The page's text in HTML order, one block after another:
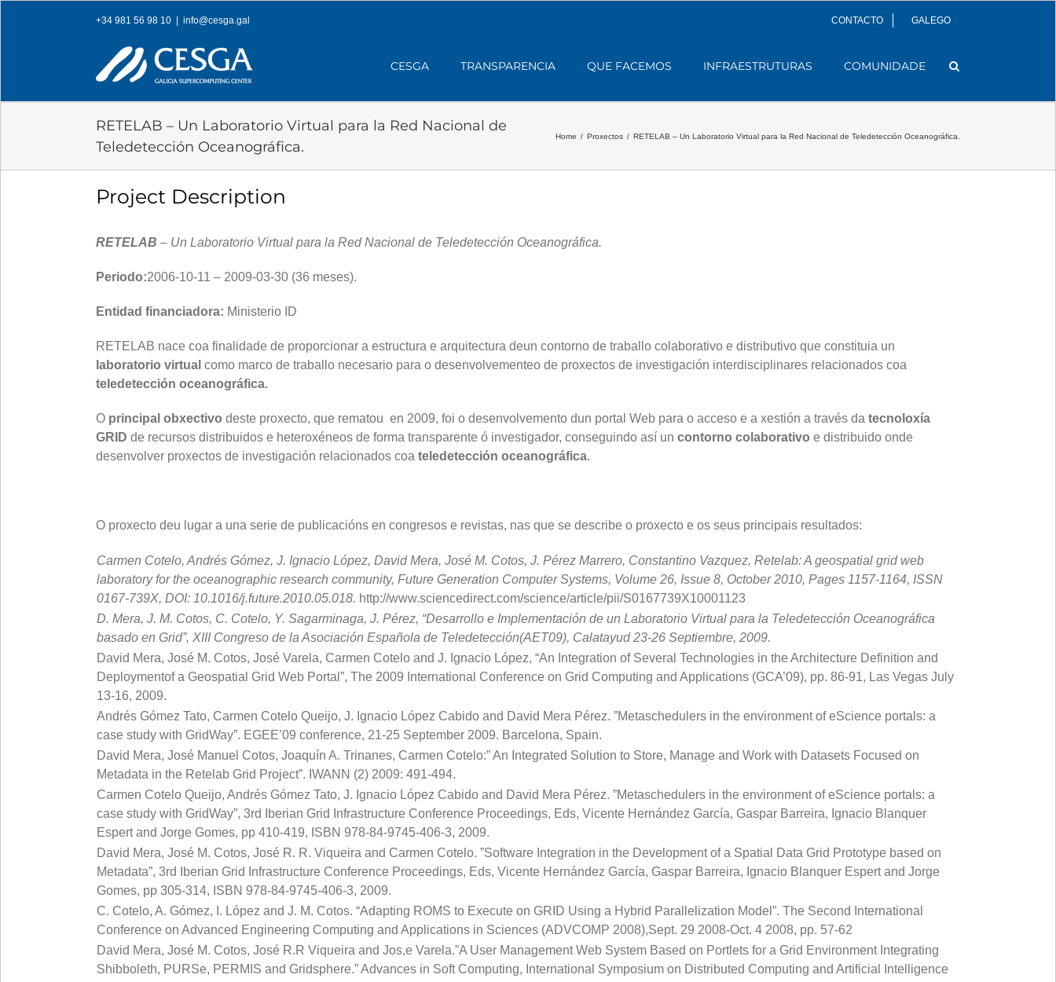
+34 981 56 98 10 info@cesga.gal CONTACTO GALEGO
CESGA TRANSPARENCIA QUE FACEMOS INFRAESTRUTURAS COMUNIDADE
RETELAB – Un Laboratorio Virtual para la Red Nacional de
Teledetección Oceanográfica.
Home / Proxectos / RETELAB – Un Laboratorio Virtual para la Red Nacional de Teledetección Oceanográfica.
Project Description
RETELAB – Un Laboratorio Virtual para la Red Nacional de Teledetección Oceanográfica.
Periodo:2006-10-11 – 2009-03-30 (36 meses).
Entidad financiadora: Ministerio ID
RETELAB nace coa finalidade de proporcionar a estructura e arquitectura deun contorno de traballo colaborativo e distributivo que constituia un
laboratorio virtual como marco de traballo necesario para o desenvolvementeo de proxectos de investigación interdisciplinares relacionados coa
teledetección oceanográfica.
O principal obxectivo deste proxecto, que rematou en 2009, foi o desenvolvemento dun portal Web para o acceso e a xestión a través da tecnoloxía
GRID de recursos distribuidos e heteroxéneos de forma transparente ó investigador, conseguindo así un contorno colaborativo e distribuido onde
desenvolver proxectos de investigación relacionados coa teledetección oceanográfica.
O proxecto deu lugar a una serie de publicacións en congresos e revistas, nas que se describe o proxecto e os seus principais resultados:
Carmen Cotelo, Andrés Gómez, J. Ignacio López, David Mera, José M. Cotos, J. Pérez Marrero, Constantino Vazquez, Retelab: A geospatial grid web
laboratory for the oceanographic research community, Future Generation Computer Systems, Volume 26, Issue 8, October 2010, Pages 1157-1164, ISSN
0167-739X, DOI: 10.1016/j.future.2010.05.018. http://www.sciencedirect.com/science/article/pii/S0167739X10001123
D. Mera, J. M. Cotos, C. Cotelo, Y. Sagarminaga, J. Pérez, “Desarrollo e Implementación de un Laboratorio Virtual para la Teledetección Oceanográfica
basado en Grid”, XIII Congreso de la Asociación Española de Teledetección(AET09), Calatayud 23-26 Septiembre, 2009.
David Mera, José M. Cotos, José Varela, Carmen Cotelo and J. Ignacio López, “An Integration of Several Technologies in the Architecture Definition and
Deploymentof a Geospatial Grid Web Portal”, The 2009 International Conference on Grid Computing and Applications (GCA’09), pp. 86-91, Las Vegas July
13-16, 2009.
Andrés Gómez Tato, Carmen Cotelo Queijo, J. Ignacio López Cabido and David Mera Pérez. ”Metaschedulers in the environment of eScience portals: a
case study with GridWay”. EGEE’09 conference, 21-25 September 2009. Barcelona, Spain.
David Mera, José Manuel Cotos, Joaquín A. Trinanes, Carmen Cotelo:” An Integrated Solution to Store, Manage and Work with Datasets Focused on
Metadata in the Retelab Grid Project”. IWANN (2) 2009: 491-494.
Carmen Cotelo Queijo, Andrés Gómez Tato, J. Ignacio López Cabido and David Mera Pérez. ”Metaschedulers in the environment of eScience portals: a
case study with GridWay”, 3rd Iberian Grid Infrastructure Conference Proceedings, Eds, Vicente Hernández García, Gaspar Barreira, Ignacio Blanquer
Espert and Jorge Gomes, pp 410-419, ISBN 978-84-9745-406-3, 2009.
David Mera, José M. Cotos, José R. R. Viqueira and Carmen Cotelo. ”Software Integration in the Development of a Spatial Data Grid Prototype based on
Metadata”, 3rd Iberian Grid Infrastructure Conference Proceedings, Eds, Vicente Hernández García, Gaspar Barreira, Ignacio Blanquer Espert and Jorge
Gomes, pp 305-314, ISBN 978-84-9745-406-3, 2009.
C. Cotelo, A. Gómez, I. López and J. M. Cotos. “Adapting ROMS to Execute on GRID Using a Hybrid Parallelization Model”. The Second International
Conference on Advanced Engineering Computing and Applications in Sciences (ADVCOMP 2008),Sept. 29 2008-Oct. 4 2008, pp. 57-62
David Mera, José M. Cotos, José R.R Viqueira and Jos,e Varela.”A User Management Web System Based on Portlets for a Grid Environment Integrating
Shibboleth, PURSe, PERMIS and Gridsphere.” Advances in Soft Computing, International Symposium on Distributed Computing and Artificial Intelligence